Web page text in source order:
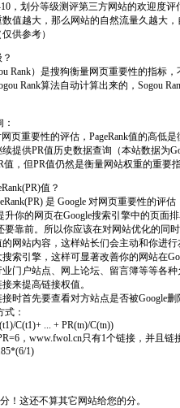
，划分等级测评第三方网站的欢迎度
数值越大，那么网站的自然流量久越大
供参考）
Rank）是搜狗衡量网页重要性的指标
Rank算法自动计算出来的，Sogou
网页重要性的评估，PageRank值的高
提供PR值历史数据查询（本站数据为
值，但PR值仍然是衡量网站权重的重要
值？
是 Google 对网页重要性的评估
升你的网页在Google搜索引擎中的页面
要靠前。所以你应该在对网站优化的同
的网站内容，这样站长们会主动和你进
索引擎，这样可显著改善你的网站在
门户站点、网上论坛、留言簿等等各
来提高链接权值。
时首先要查看对方站点是否被Google
：
C(t1)+ ... + PR(tn)/C(tn))
，www.fwol.cn只有1个链接，并且链
1)
！这还不算其它网站给您的分。